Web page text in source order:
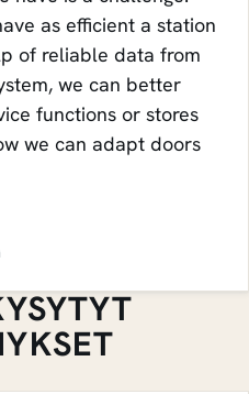
as efficient a station
of reliable data from
we can better
functions or stores
we can adapt doors